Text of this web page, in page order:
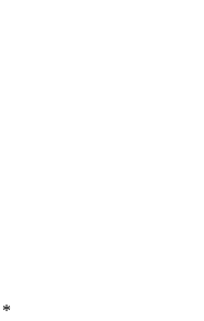
*